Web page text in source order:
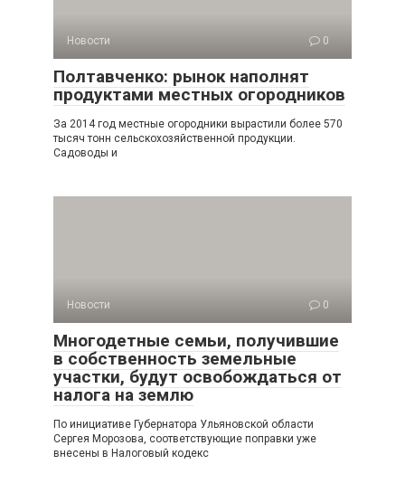
Новости 0
Полтавченко: рынок наполнят
продуктами местных огородников
За 2014 год местные огородники вырастили более 570
тысяч тонн сельскохозяйственной продукции.
Садоводы и
Новости 0
Многодетные семьи, получившие
в собственность земельные
участки, будут освобождаться от
налога на землю
По инициативе Губернатора Ульяновской области
Сергея Морозова, соответствующие поправки уже
внесены в Налоговый кодекс